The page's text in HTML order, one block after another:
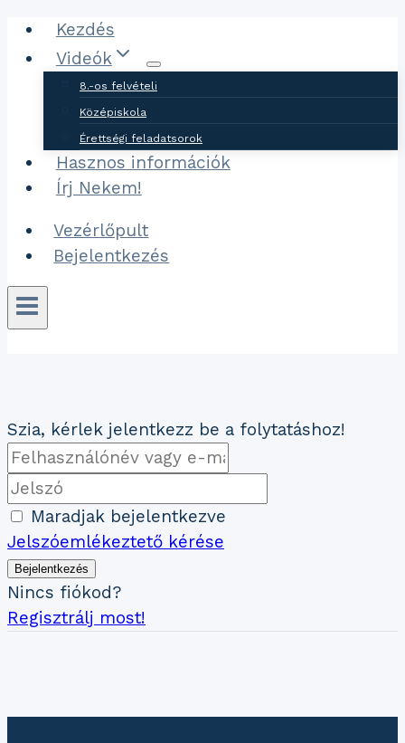
Ugrás
tartalomhoz
Kezdés
Videók
8.-os felvételi
Középiskola
Érettségi feladatsorok
Hasznos információk
Írj Nekem!
Vezérlőpult
Bejelentkezés
Szia, kérlek jelentkezz be a folytatáshoz!
Maradjak bejelentkezve
Jelszóemlékeztető kérése
Bejelentkezés
Nincs fiókod?
Regisztrálj most!